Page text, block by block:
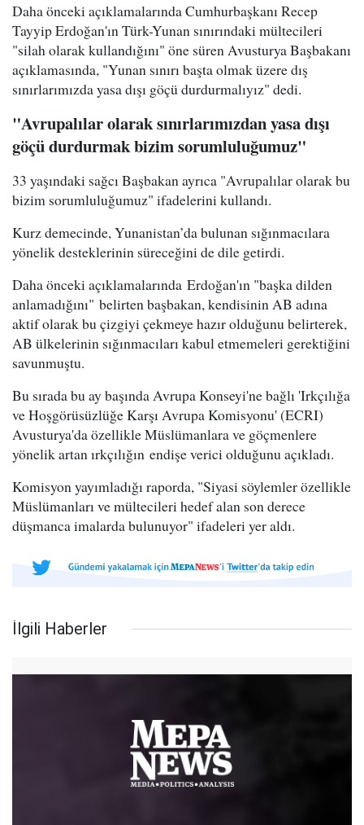
Daha önceki açıklamalarında Cumhurbaşkanı Recep
Tayyip Erdoğan'ın Türk-Yunan sınırındaki mültecileri
"silah olarak kullandığını" öne süren Avusturya Başbakanı
açıklamasında, "Yunan sınırı başta olmak üzere dış
sınırlarımızda yasa dışı göçü durdurmalıyız" dedi.
"Avrupalılar olarak sınırlarımızdan yasa dışı
göçü durdurmak bizim sorumluluğumuz"
33 yaşındaki sağcı Başbakan ayrıca "Avrupalılar olarak bu
bizim sorumluluğumuz" ifadelerini kullandı.
Kurz demecinde, Yunanistan’da bulunan sığınmacılara
yönelik desteklerinin süreceğini de dile getirdi.
Daha önceki açıklamalarında Erdoğan'ın "başka dilden
anlamadığını" belirten başbakan, kendisinin AB adına
aktif olarak bu çizgiyi çekmeye hazır olduğunu belirterek,
AB ülkelerinin sığınmacıları kabul etmemeleri gerektiğini
savunmuştu.
Bu sırada bu ay başında Avrupa Konseyi'ne bağlı 'Irkçılığa
ve Hoşgörüsüzlüğe Karşı Avrupa Komisyonu' (ECRI)
Avusturya'da özellikle Müslümanlara ve göçmenlere
yönelik artan ırkçılığın endişe verici olduğunu açıkladı.
Komisyon yayımladığı raporda, "Siyasi söylemler özellikle
Müslümanları ve mültecileri hedef alan son derece
düşmanca imalarda bulunuyor" ifadeleri yer aldı.
İlgili Haberler